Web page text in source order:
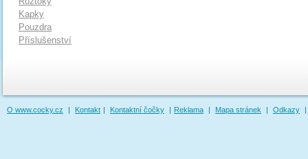
Kapky
Pouzdra
Příslušenství
O www.cocky.cz | Kontakt | Kontaktní čočky | Reklama | Mapa stránek | Odkazy |